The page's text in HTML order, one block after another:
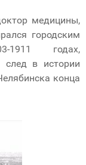
медицины,
городским
1911 годах,
след в истории
конца